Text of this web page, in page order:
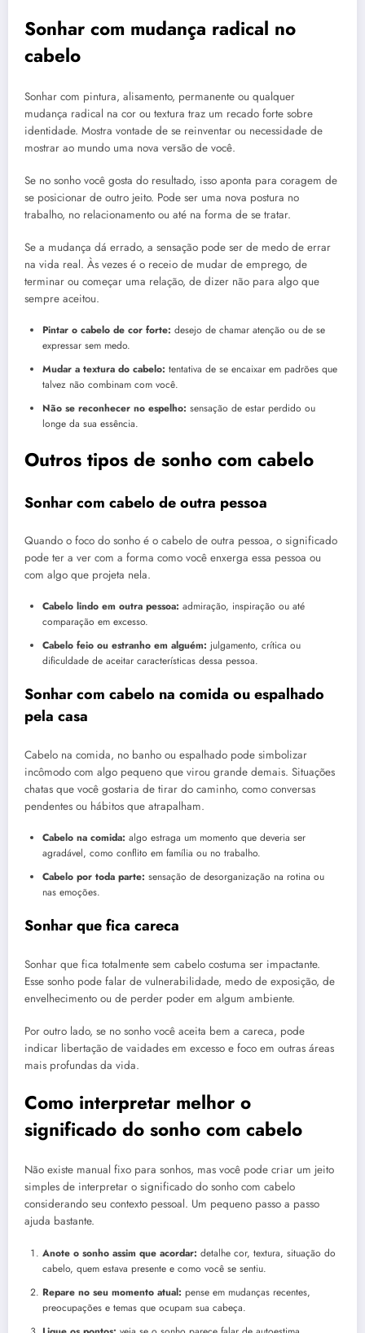
Sonhar com mudança radical no
cabelo
Sonhar com pintura, alisamento, permanente ou qualquer
mudança radical na cor ou textura traz um recado forte sobre
identidade. Mostra vontade de se reinventar ou necessidade de
mostrar ao mundo uma nova versão de você.
Se no sonho você gosta do resultado, isso aponta para coragem de
se posicionar de outro jeito. Pode ser uma nova postura no
trabalho, no relacionamento ou até na forma de se tratar.
Se a mudança dá errado, a sensação pode ser de medo de errar
na vida real. Às vezes é o receio de mudar de emprego, de
terminar ou começar uma relação, de dizer não para algo que
sempre aceitou.
Pintar o cabelo de cor forte: desejo de chamar atenção ou de se
expressar sem medo.
Mudar a textura do cabelo: tentativa de se encaixar em padrões que
talvez não combinam com você.
Não se reconhecer no espelho: sensação de estar perdido ou
longe da sua essência.
Outros tipos de sonho com cabelo
Sonhar com cabelo de outra pessoa
Quando o foco do sonho é o cabelo de outra pessoa, o significado
pode ter a ver com a forma como você enxerga essa pessoa ou
com algo que projeta nela.
Cabelo lindo em outra pessoa: admiração, inspiração ou até
comparação em excesso.
Cabelo feio ou estranho em alguém: julgamento, crítica ou
dificuldade de aceitar características dessa pessoa.
Sonhar com cabelo na comida ou espalhado
pela casa
Cabelo na comida, no banho ou espalhado pode simbolizar
incômodo com algo pequeno que virou grande demais. Situações
chatas que você gostaria de tirar do caminho, como conversas
pendentes ou hábitos que atrapalham.
Cabelo na comida: algo estraga um momento que deveria ser
agradável, como conflito em família ou no trabalho.
Cabelo por toda parte: sensação de desorganização na rotina ou
nas emoções.
Sonhar que fica careca
Sonhar que fica totalmente sem cabelo costuma ser impactante.
Esse sonho pode falar de vulnerabilidade, medo de exposição, de
envelhecimento ou de perder poder em algum ambiente.
Por outro lado, se no sonho você aceita bem a careca, pode
indicar libertação de vaidades em excesso e foco em outras áreas
mais profundas da vida.
Como interpretar melhor o
significado do sonho com cabelo
Não existe manual fixo para sonhos, mas você pode criar um jeito
simples de interpretar o significado do sonho com cabelo
considerando seu contexto pessoal. Um pequeno passo a passo
ajuda bastante.
Anote o sonho assim que acordar: detalhe cor, textura, situação do
cabelo, quem estava presente e como você se sentiu.
Repare no seu momento atual: pense em mudanças recentes,
preocupações e temas que ocupam sua cabeça.